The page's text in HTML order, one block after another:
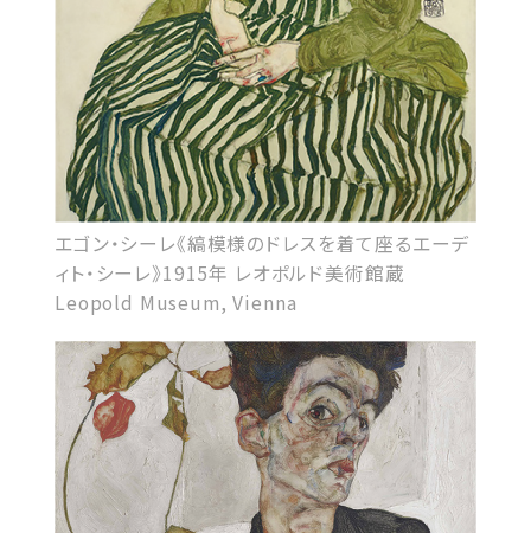
エゴン・シーレ《縞模様のドレスを着て座るエーデ
ィト・シーレ》1915年 レオポルド美術館蔵
Leopold Museum, Vienna